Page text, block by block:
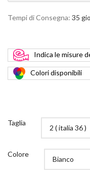
Tempi di Consegna: 35
Indica le misure
Coloridisponibili
Taglia
Colore